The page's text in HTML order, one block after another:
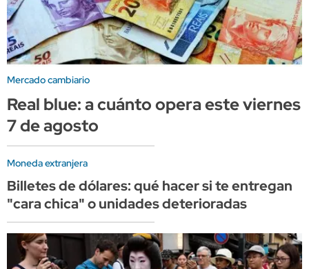
Mercado cambiario
Real blue: a cuánto opera este viernes
7 de agosto
Moneda extranjera
Billetes de dólares: qué hacer si te entregan
"cara chica" o unidades deterioradas